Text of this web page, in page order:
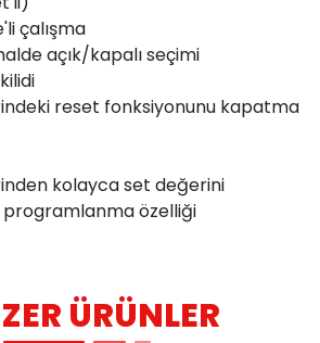
çalışma
açık/kapalı seçimi
reset fonksiyonunu kapatma
kolayca set değerini
özelliği
ÜRÜNLER